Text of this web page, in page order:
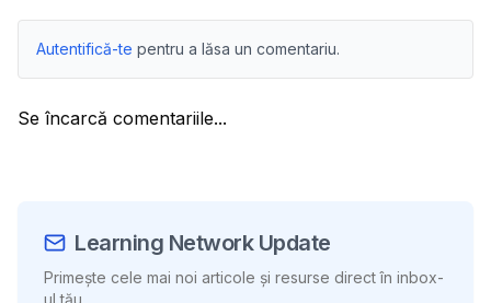
Autentifică-te pentru a lăsa un comentariu.
Se încarcă comentariile...
Learning Network Update
Primește cele mai noi articole și resurse direct în inbox-